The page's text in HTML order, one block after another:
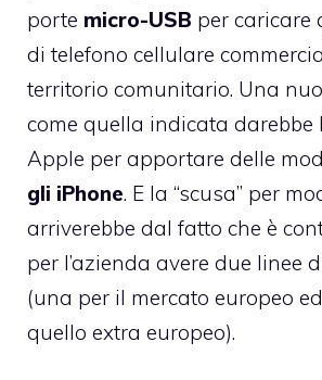
porte micro-USB per caricare
di telefono cellulare
territorio comunitario. Una
come quella indicata darebbe
Apple per apportare delle
gli iPhone. E la “scusa” per
arriverebbe dal fatto che è
per l’azienda avere due linee
(una per il mercato europeo
quello extra europeo).